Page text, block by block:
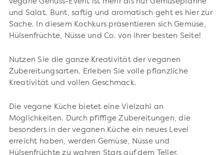
vegane Genuss-Event ist mehr als nur Gemüsepfanne
und Salat. Bunt, saftig und aromatisch geht es hier zur
Sache. In diesem Kochkurs präsentieren sich Gemüse,
Hülsenfrüchte, Nüsse und Co. von ihrer besten Seite!
Nutzen Sie die ganze Kreativität der veganen
Zubereitungsarten. Erleben Sie volle pflanzliche
Kreativität und vollen Geschmack.
Die vegane Küche bietet eine Vielzahl an
Möglichkeiten. Durch pfiffige Zubereitungen, die
besonders in der veganen Küche ein neues Level
erreicht haben, werden Gemüse, Nüsse und
Hülsenfrüchte zu wahren Stars auf dem Teller.